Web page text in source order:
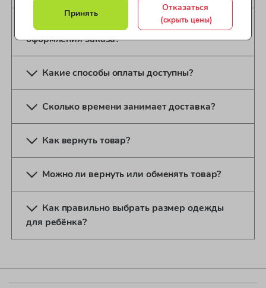
Нужно ли регистрироваться для
оформления заказа?
Какие способы оплаты доступны?
Сколько времени занимает доставка?
Как вернуть товар?
Можно ли вернуть или обменять товар?
Как правильно выбрать размер одежды
для ребёнка?
Принять
Отказаться
(скрыть цены)